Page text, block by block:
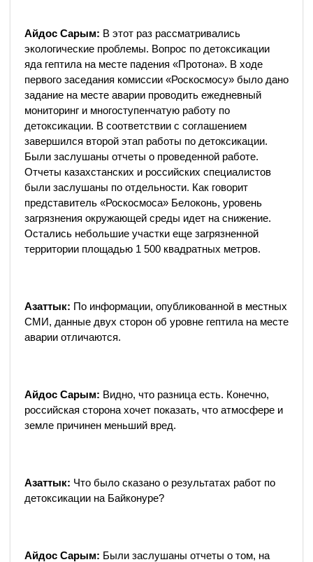
Айдос Сарым: В этот раз рассматривались
экологические проблемы. Вопрос по детоксикации
яда гептила на месте падения «Протона». В ходе
первого заседания комиссии «Роскосмосу» было дано
задание на месте аварии проводить ежедневный
мониторинг и многоступенчатую работу по
детоксикации. В соответствии с соглашением
завершился второй этап работы по детоксикации.
Были заслушаны отчеты о проведенной работе.
Отчеты казахстанских и российских специалистов
были заслушаны по отдельности. Как говорит
представитель «Роскосмоса» Белоконь, уровень
загрязнения окружающей среды идет на снижение.
Остались небольшие участки еще загрязненной ​​
территории площадью 1 500 квадратных метров.
Азаттык: По информации, опубликованной в местных
СМИ, данные двух сторон об уровне гептила на месте
аварии отличаются.
Айдос Сарым: Видно, что разница есть. Конечно,
российская сторона хочет показать, что атмосфере и
земле причинен меньший вред.
Азаттык: Что было сказано о результатах работ по
детоксикации на Байконуре?
Айдос Сарым: Были заслушаны отчеты о том, на